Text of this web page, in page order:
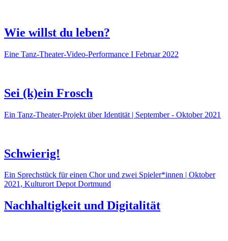
Wie willst du leben?
Eine Tanz-Theater-Video-Performance I Februar 2022
Sei (k)ein Frosch
Ein Tanz-Theater-Projekt über Identität | September - Oktober 2021
Schwierig!
Ein Sprechstück für einen Chor und zwei Spieler*innen | Oktober
2021, Kulturort Depot Dortmund
Nachhaltigkeit und Digitalität